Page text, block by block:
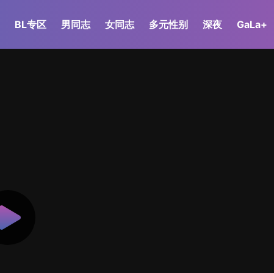
BL专区 男同志 女同志 多元性别 深夜 GaLa+